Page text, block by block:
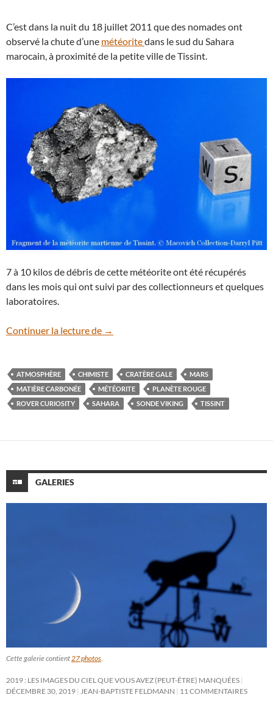
C’est dans la nuit du 18 juillet 2011 que des nomades ont
observé la chute d’une météoritedans le sud du Sahara
marocain, à proximité de la petite ville de Tissint.
7 à 10 kilos de débris de cette météorite ont été récupérés
dans les mois qui ont suivi par des collectionneurs et quelques
laboratoires.
Continuer la lecture de Que cache la météorite de Tissint ?
→
ATMOSPHÈRE CHIMISTE CRATÈRE GALE
MARS
MATIÈRE CARBONÉE
MÉTÉORITE
PLANÈTE ROUGE
ROVER CURIOSITY
SAHARA SONDE VIKING TISSINT
GALERIES
Cette galerie contient27 photos.
2019 : LES IMAGES DU CIEL QUE VOUS AVEZ (PEUT-ÊTRE) MANQUÉES
DÉCEMBRE 30, 2019 JEAN-BAPTISTE FELDMANN 11 COMMENTAIRES